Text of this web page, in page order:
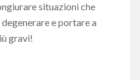
situazioni che
e portare a
gravi!